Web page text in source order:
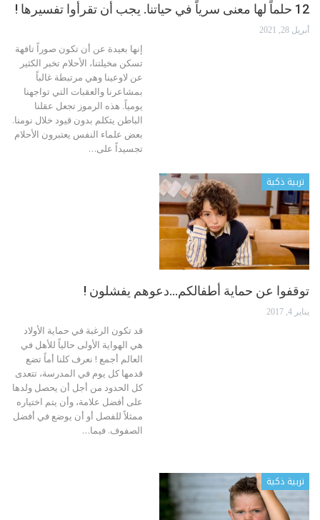
12 حلماً لها معنى سرياً في حياتنا. يجب أن تقرأوا تفسيرها !
أبريل 28, 2021
إنها بعيدة عن أن تكون صوراً تافهة
تسكن مخيلتنا، الأحلام تخبر الكثير
عن لاوعينا وهي مرتبطة غالباً
بمشاعرنا والعقبات التي تواجهنا
يومياً. هذه الرموز تجعل عقلنا
الباطن يتكلم بدون قيود خلال نومنا.
بعض علماء النفس يعتبرون الأحلام
تجسيداً على…
تربية ذكية
توقفوا عن حماية أطفالكم…دعوهم يفشلون !
يناير 4, 2017
قد تكون الرغبة في حماية الأولاد
هي الهواية الأولى حالياً للأهل في
العالم أجمع ! نعرف كلنا أماً تضع
قدمها كل يوم في المدرسة، تتعدى
كل الحدود من أجل أن يحصل ولدها
على أفضل علامة، وأن يتم اختياره
ممثلاً للفصل أو أن يوضع في أفضل
الصفوف. فيما…
تربية ذكية